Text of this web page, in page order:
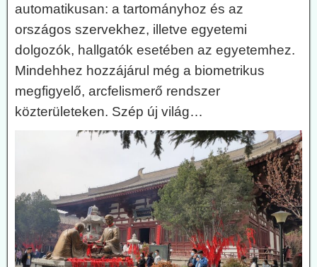
automatikusan: a tartományhoz és az
országos szervekhez, illetve egyetemi
dolgozók, hallgatók esetében az egyetemhez.
Mindehhez hozzájárul még a biometrikus
megfigyelő, arcfelismerő rendszer
közterületeken. Szép új világ…